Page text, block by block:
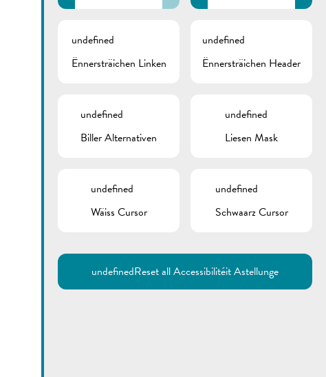
Utilisez la recherche pour
Comme par exemple des contacts, des
informations ou de documents.
undefined
Ënnersträichen Linken
undefined
Ënnersträichen Header
undefined
Biller Alternativen
undefined
Liesen Mask
undefined
Wäiss Cursor
undefined
Schwaarz Cursor
undefinedReset all Accessibilitéit Astellunge